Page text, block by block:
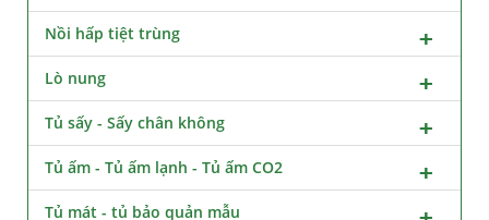
Nồi hấp tiệt trùng
Lò nung
Tủ sấy - Sấy chân không
Tủ ấm - Tủ ấm lạnh - Tủ ấm CO2
Tủ mát - tủ bảo quản mẫu